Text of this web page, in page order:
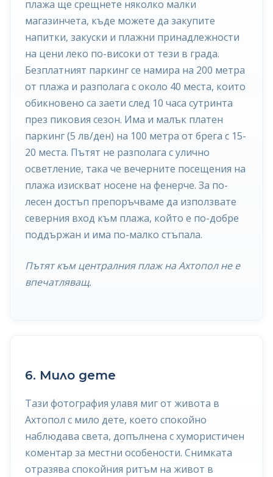
плажа ще срещнете няколко малки
магазинчета, къде можете да закупите
напитки, закуски и плажни принадлежности
на цени леко по-високи от тези в града.
Безплатният паркинг се намира на 200 метра
от плажа и разполага с около 40 места, които
обикновено са заети след 10 часа сутринта
през пиковия сезон. Има и малък платен
паркинг (5 лв/ден) на 100 метра от брега с 15-
20 места. Пътят не разполага с улично
осветление, така че вечерните посещения на
плажа изискват носене на фенерче. За по-
лесен достъп препоръчваме да използвате
северния вход към плажа, който е по-добре
поддържан и има по-малко стъпала.
Пътят към централния плаж на Ахтопол не е
впечатляващ.
6. Мило дете
Тази фотография улавя миг от живота в
Ахтопол с мило дете, което спокойно
наблюдава света, допълнена с хумористичен
коментар за местни особености. Снимката
отразява спокойния ритъм на живот в